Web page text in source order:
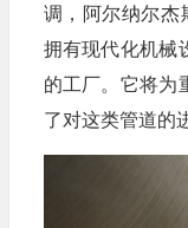
调，阿尔纳尔杰
拥有现代化机械
的工厂。它将为
了对这类管道的